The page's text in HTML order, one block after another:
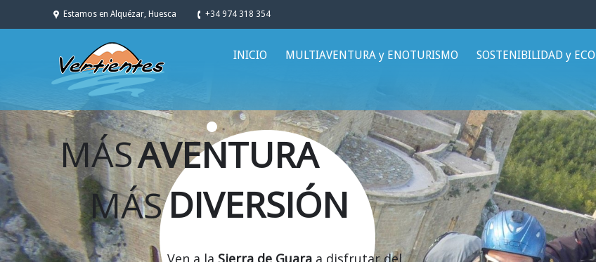
Estamos en Alquézar, Huesca +34 974 318 354
INICIO MULTIAVENTURA y ENOTURISMO SOSTENIBILIDAD y
AVENTURA
MÁSDIVERSIÓN
Ven a la Sierra de Guara a disfrutar del
MÁS